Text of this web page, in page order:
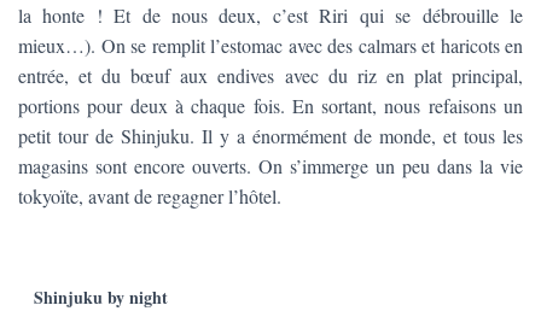
la honte ! Et de nous deux, c’est Riri qui se débrouille le
mieux…). On se remplit l’estomac avec des calmars et haricots en
entrée, et du bœuf aux endives avec du riz en plat principal,
portions pour deux à chaque fois. En sortant, nous refaisons un
petit tour de Shinjuku. Il y a énormément de monde, et tous les
magasins sont encore ouverts. On s’immerge un peu dans la vie
tokyoïte, avant de regagner l’hôtel.
Shinjuku by night